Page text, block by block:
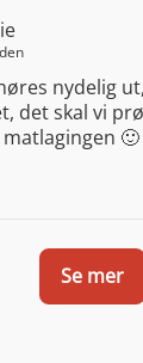
nydelig
det skal vi
🙂
Se mer